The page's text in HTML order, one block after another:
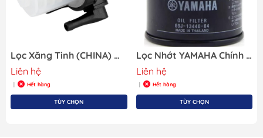
Lọc Xăng Tinh (CHINA) Máy Yamaha Gắn Ngoài Cho Tàu Cano, Hãng OEM 61N-24560-00-CHN
Liên hệ
Hết hàng
TÙY CHỌN
Lọc Nhớt YAMAHA Chính Hãng 69J-13440-04
Liên hệ
Hết hàng
TÙY CHỌN